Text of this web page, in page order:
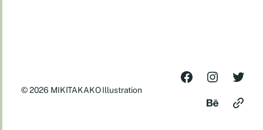
© 2026 MIKITAKAKO Illustration